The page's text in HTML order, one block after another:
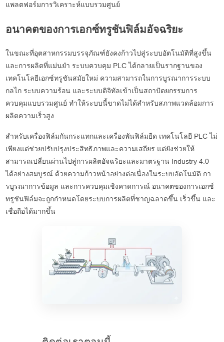
แพลตฟอร์มการวิเคราะห์แบบรวมศูนย์
อนาคตของการเอกซ์ทรูชันฟิล์มอัจฉริยะ
ในขณะที่อุตสาหกรรมบรรจุภัณฑ์ยังคงก้าวไปสู่ระบบอัตโนมัติที่สูงขึ้น
และการผลิตที่แม่นยำ ระบบควบคุม PLC ได้กลายเป็นรากฐานของ
เทคโนโลยีเอกซ์ทรูชันสมัยใหม่ ความสามารถในการบูรณาการระบบ
กลไก ระบบความร้อน และระบบดิจิทัลเข้าเป็นสถาปัตยกรรมการ
ควบคุมแบบรวมศูนย์ ทำให้ระบบนี้ขาดไม่ได้สำหรับสภาพแวดล้อมการ
ผลิตความเร็วสูง
สำหรับเครื่องฟิล์มกันกระแทกและเครื่องพันฟิล์มยืด เทคโนโลยี PLC ไม่
เพียงแต่ช่วยปรับปรุงประสิทธิภาพและความเสถียร แต่ยังช่วยให้
สามารถเปลี่ยนผ่านไปสู่การผลิตอัจฉริยะและมาตรฐาน Industry 4.0
ได้อย่างสมบูรณ์ ด้วยความก้าวหน้าอย่างต่อเนื่องในระบบอัตโนมัติ กา
รบูรณาการข้อมูล และการควบคุมเชิงคาดการณ์ อนาคตของการเอกซ์
ทรูชันฟิล์มจะถูกกำหนดโดยระบบการผลิตที่ชาญฉลาดขึ้น เร็วขึ้น และ
เชื่อถือได้มากขึ้น